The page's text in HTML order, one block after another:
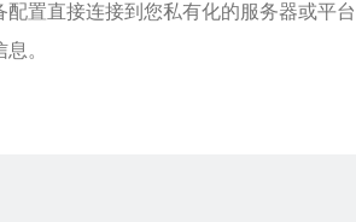
配置直接连接到您私有化的服务器或平
。